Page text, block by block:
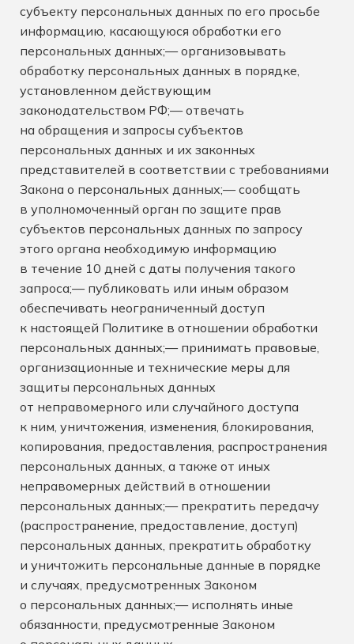
субъекту персональных данных по его просьбе
информацию, касающуюся обработки его
персональных данных;— организовывать
обработку персональных данных в порядке,
установленном действующим
законодательством РФ;— отвечать
на обращения и запросы субъектов
персональных данных и их законных
представителей в соответствии с требованиями
Закона о персональных данных;— сообщать
в уполномоченный орган по защите прав
субъектов персональных данных по запросу
этого органа необходимую информацию
в течение 10 дней с даты получения такого
запроса;— публиковать или иным образом
обеспечивать неограниченный доступ
к настоящей Политике в отношении обработки
персональных данных;— принимать правовые,
организационные и технические меры для
защиты персональных данных
от неправомерного или случайного доступа
к ним, уничтожения, изменения, блокирования,
копирования, предоставления, распространения
персональных данных, а также от иных
неправомерных действий в отношении
персональных данных;— прекратить передачу
(распространение, предоставление, доступ)
персональных данных, прекратить обработку
и уничтожить персональные данные в порядке
и случаях, предусмотренных Законом
о персональных данных;— исполнять иные
обязанности, предусмотренные Законом